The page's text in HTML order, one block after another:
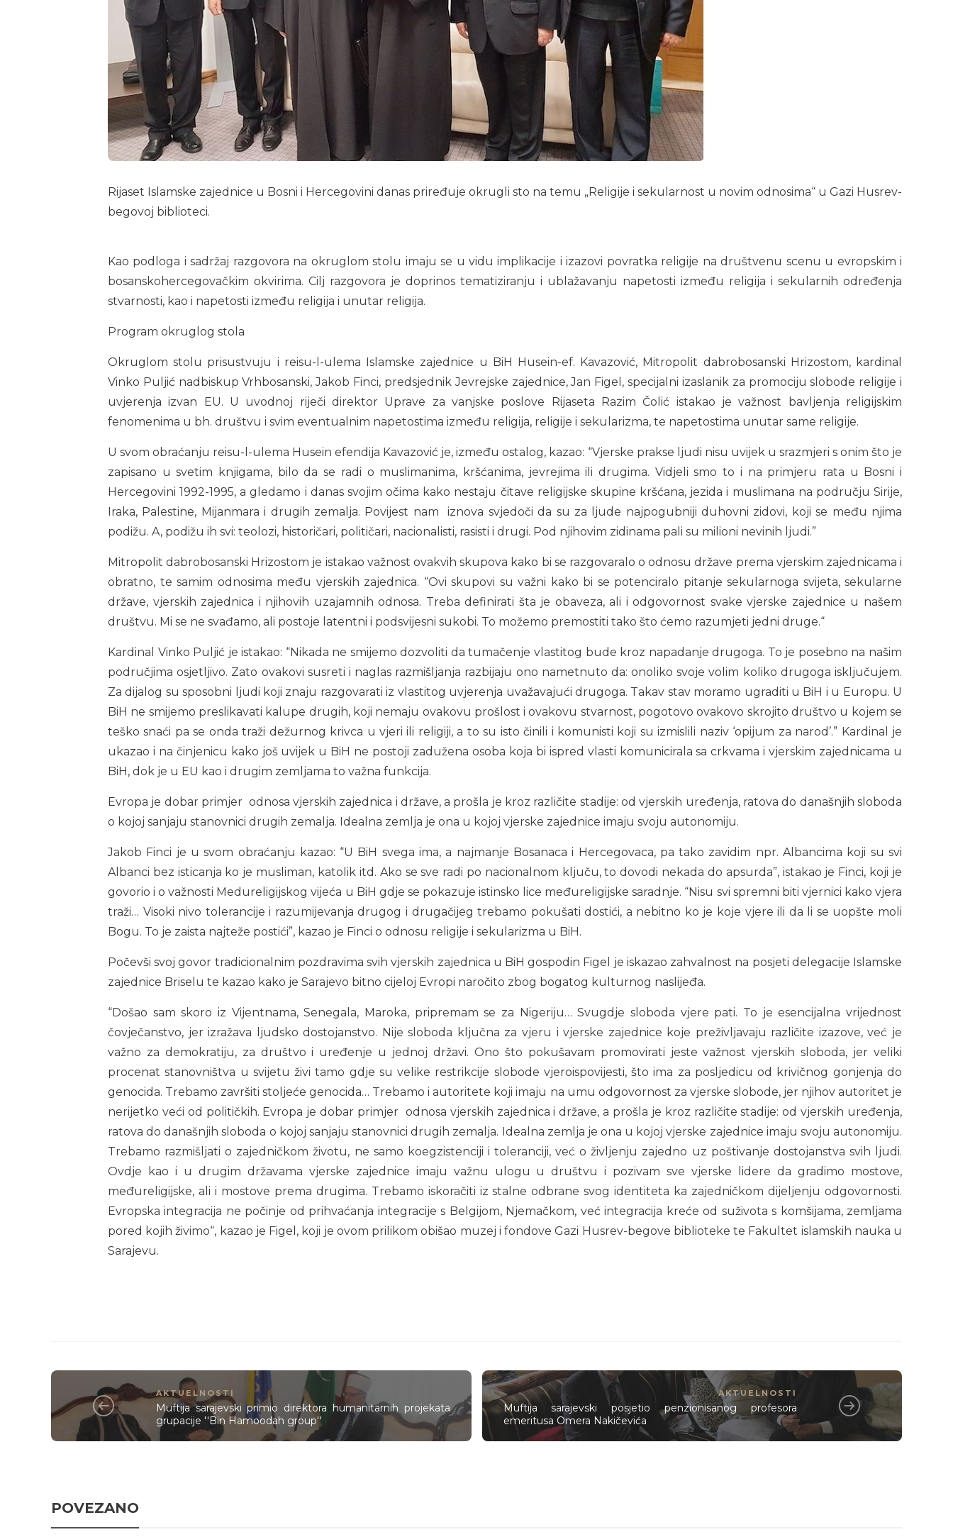
Rijaset Islamske zajednice u Bosni i Hercegovini danas priređuje okrugli sto na temu „Religije i sekularnost u novim odnosima“ u Gazi Husrev-
begovoj biblioteci.
Kao podloga i sadržaj razgovora na okruglom stolu imaju se u vidu implikacije i izazovi povratka religije na društvenu scenu u evropskim i
bosanskohercegovačkim okvirima. Cilj razgovora je doprinos tematiziranju i ublažavanju napetosti između religija i sekularnih određenja
stvarnosti, kao i napetosti između religija i unutar religija.
Program okruglog stola
Okruglom stolu prisustvuju i reisu-l-ulema Islamske zajednice u BiH Husein-ef. Kavazović, Mitropolit dabrobosanski Hrizostom, kardinal
Vinko Puljić nadbiskup Vrhbosanski, Jakob Finci, predsjednik Jevrejske zajednice, Jan Figel, specijalni izaslanik za promociju slobode religije i
uvjerenja izvan EU. U uvodnoj riječi direktor Uprave za vanjske poslove Rijaseta Razim Čolić istakao je važnost bavljenja religijskim
fenomenima u bh. društvu i svim eventualnim napetostima između religija, religije i sekularizma, te napetostima unutar same religije.
U svom obraćanju reisu-l-ulema Husein efendija Kavazović je, između ostalog, kazao: “Vjerske prakse ljudi nisu uvijek u srazmjeri s onim što je
zapisano u svetim knjigama, bilo da se radi o muslimanima, kršćanima, jevrejima ili drugima. Vidjeli smo to i na primjeru rata u Bosni i
Hercegovini 1992-1995, a gledamo i danas svojim očima kako nestaju čitave religijske skupine kršćana, jezida i muslimana na području Sirije,
Iraka, Palestine, Mijanmara i drugih zemalja. Povijest nam iznova svjedoči da su za ljude najpogubniji duhovni zidovi, koji se među njima
podižu. A, podižu ih svi: teolozi, historičari, političari, nacionalisti, rasisti i drugi. Pod njihovim zidinama pali su milioni nevinih ljudi.”
Mitropolit dabrobosanski Hrizostom je istakao važnost ovakvih skupova kako bi se razgovaralo o odnosu države prema vjerskim zajednicama i
obratno, te samim odnosima među vjerskih zajednica. “Ovi skupovi su važni kako bi se potenciralo pitanje sekularnoga svijeta, sekularne
države, vjerskih zajednica i njihovih uzajamnih odnosa. Treba definirati šta je obaveza, ali i odgovornost svake vjerske zajednice u našem
društvu. Mi se ne svađamo, ali postoje latentni i podsvijesni sukobi. To možemo premostiti tako što ćemo razumjeti jedni druge.“
Kardinal Vinko Puljić je istakao: “Nikada ne smijemo dozvoliti da tumačenje vlastitog bude kroz napadanje drugoga. To je posebno na našim
područjima osjetljivo. Zato ovakovi susreti i naglas razmišljanja razbijaju ono nametnuto da: onoliko svoje volim koliko drugoga isključujem.
Za dijalog su sposobni ljudi koji znaju razgovarati iz vlastitog uvjerenja uvažavajući drugoga. Takav stav moramo ugraditi u BiH i u Europu. U
BiH ne smijemo preslikavati kalupe drugih, koji nemaju ovakovu prošlost i ovakovu stvarnost, pogotovo ovakovo skrojito društvo u kojem se
teško snaći pa se onda traži dežurnog krivca u vjeri ili religiji, a to su isto činili i komunisti koji su izmislili naziv ‘opijum za narod’.” Kardinal je
ukazao i na činjenicu kako još uvijek u BiH ne postoji zadužena osoba koja bi ispred vlasti komunicirala sa crkvama i vjerskim zajednicama u
BiH, dok je u EU kao i drugim zemljama to važna funkcija.
Evropa je dobar primjer odnosa vjerskih zajednica i države, a prošla je kroz različite stadije: od vjerskih uređenja, ratova do današnjih sloboda
o kojoj sanjaju stanovnici drugih zemalja. Idealna zemlja je ona u kojoj vjerske zajednice imaju svoju autonomiju.
Jakob Finci je u svom obraćanju kazao: “U BiH svega ima, a najmanje Bosanaca i Hercegovaca, pa tako zavidim npr. Albancima koji su svi
Albanci bez isticanja ko je musliman, katolik itd. Ako se sve radi po nacionalnom ključu, to dovodi nekada do apsurda”, istakao je Finci, koji je
govorio i o važnosti Medureligijskog vijeća u BiH gdje se pokazuje istinsko lice međureligijske saradnje. “Nisu svi spremni biti vjernici kako vjera
traži… Visoki nivo tolerancije i razumijevanja drugog i drugačijeg trebamo pokušati dostići, a nebitno ko je koje vjere ili da li se uopšte moli
Bogu. To je zaista najteže postići”, kazao je Finci o odnosu religije i sekularizma u BiH.
Počevši svoj govor tradicionalnim pozdravima svih vjerskih zajednica u BiH gospodin Figel je iskazao zahvalnost na posjeti delegacije Islamske
zajednice Briselu te kazao kako je Sarajevo bitno cijeloj Evropi naročito zbog bogatog kulturnog naslijeđa.
“Došao sam skoro iz Vijentnama, Senegala, Maroka, pripremam se za Nigeriju… Svugdje sloboda vjere pati. To je esencijalna vrijednost
čovječanstvo, jer izražava ljudsko dostojanstvo. Nije sloboda ključna za vjeru i vjerske zajednice koje preživljavaju različite izazove, već je
važno za demokratiju, za društvo i uređenje u jednoj državi. Ono što pokušavam promovirati jeste važnost vjerskih sloboda, jer veliki
procenat stanovništva u svijetu živi tamo gdje su velike restrikcije slobode vjeroispovijesti, što ima za posljedicu od krivičnog gonjenja do
genocida. Trebamo završiti stoljeće genocida… Trebamo i autoritete koji imaju na umu odgovornost za vjerske slobode, jer njihov autoritet je
nerijetko veći od političkih. Evropa je dobar primjer odnosa vjerskih zajednica i države, a prošla je kroz različite stadije: od vjerskih uređenja,
ratova do današnjih sloboda o kojoj sanjaju stanovnici drugih zemalja. Idealna zemlja je ona u kojoj vjerske zajednice imaju svoju autonomiju.
Trebamo razmišljati o zajedničkom životu, ne samo koegzistenciji i toleranciji, već o življenju zajedno uz poštivanje dostojanstva svih ljudi.
Ovdje kao i u drugim državama vjerske zajednice imaju važnu ulogu u društvu i pozivam sve vjerske lidere da gradimo mostove,
međureligijske, ali i mostove prema drugima. Trebamo iskoračiti iz stalne odbrane svog identiteta ka zajedničkom dijeljenju odgovornosti.
Evropska integracija ne počinje od prihvaćanja integracije s Belgijom, Njemačkom, već integracija kreće od suživota s komšijama, zemljama
pored kojih živimo“, kazao je Figel, koji je ovom prilikom obišao muzej i fondove Gazi Husrev-begove biblioteke te Fakultet islamskih nauka u
Sarajevu.
AKTUELNOSTI
Muftija sarajevski primio direktora humanitarnih projekata
grupacije ''Bin Hamoodah group''
AKTUELNOSTI
Muftija sarajevski posjetio penzionisanog profesora
emeritusa Omera Nakičevića
POVEZANO